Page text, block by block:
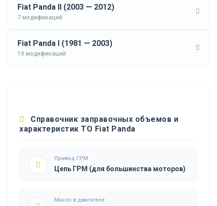
Fiat Panda II (2003 — 2012)
7 модификаций
Fiat Panda I (1981 — 2003)
19 модификаций
Справочник заправочных объемов и
характеристик ТО Fiat Panda
Привод ГРМ
Цепь ГРМ (для большинства моторов)
Масло в двигателе